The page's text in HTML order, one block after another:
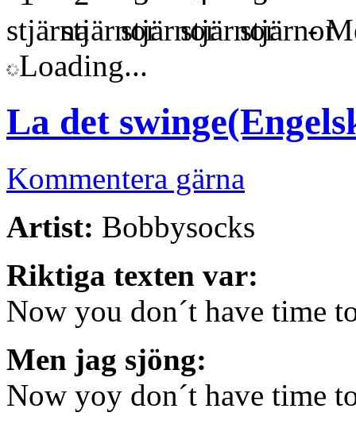
-
Loading...
La det
Kommentera gärna
Artist: Bobbysocks
Riktiga texten var:
Now you don´t have time
Men jag sjöng:
Now yoy don´t have time